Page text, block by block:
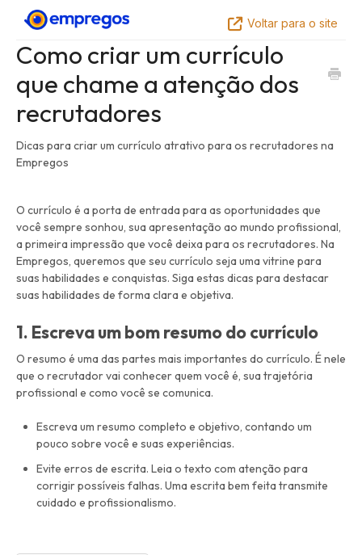
Voltar para o site
Como criar um currículo
que chame a atenção dos
recrutadores
Dicas para criar um currículo atrativo para os recrutadores na
Empregos
O currículo é a porta de entrada para as oportunidades que
você sempre sonhou, sua apresentação ao mundo profissional,
a primeira impressão que você deixa para os recrutadores. Na
Empregos, queremos que seu currículo seja uma vitrine para
suas habilidades e conquistas. Siga estas dicas para destacar
suas habilidades de forma clara e objetiva.
1. Escreva um bom resumo do currículo
O resumo é uma das partes mais importantes do currículo. É nele
que o recrutador vai conhecer quem você é, sua trajetória
profissional e como você se comunica.
Escreva um resumo completo e objetivo, contando um
pouco sobre você e suas experiências.
Evite erros de escrita. Leia o texto com atenção para
corrigir possíveis falhas. Uma escrita bem feita transmite
cuidado e profissionalismo.